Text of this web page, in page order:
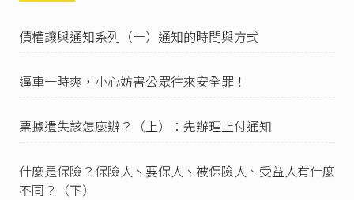
債權讓與通知系列（一）通知的時間與方式
逼車一時爽，小心妨害公眾往來安全罪！
票據遺失該怎麼辦？（上）：先辦理止付通知
什麼是保險？保險人、要保人、被保險人、受益人有什麼
不同？（下）